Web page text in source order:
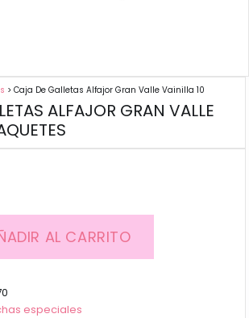
> Caja De Galletas Alfajor Gran Valle Vainilla 10
ALFAJOR GRAN VALLE
AL CARRITO
especiales